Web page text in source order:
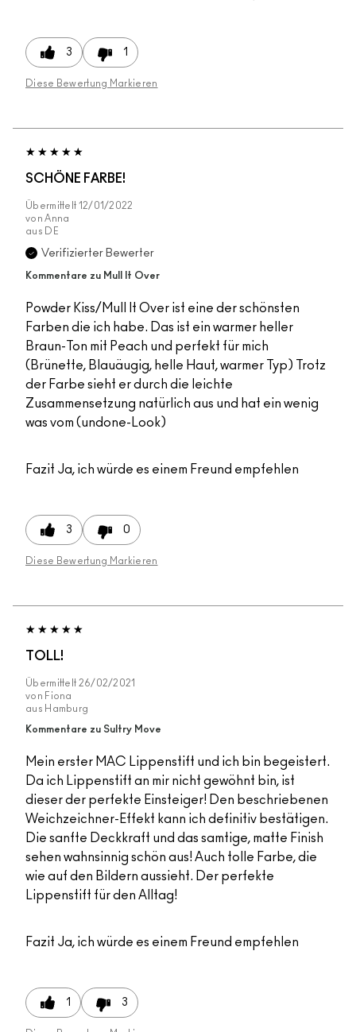
3 1
Diese Bewertung Markieren
SCHÖNE FARBE!
Übermittelt 12/01/2022
von Anna
aus
DE
Verifizierter Bewerter
Kommentare zu Mull It Over
Powder Kiss/Mull It Over ist eine der schönsten
Farben die ich habe. Das ist ein warmer heller
Braun-Ton mit Peach und perfekt für mich
(Brünette, Blauäugig, helle Haut, warmer Typ) Trotz
der Farbe sieht er durch die leichte
Zusammensetzung natürlich aus und hat ein wenig
was vom (undone-Look)
Fazit Ja, ich würde es einem Freund empfehlen
3 0
Diese Bewertung Markieren
TOLL!
Übermittelt 26/02/2021
von Fiona
aus Hamburg
Kommentare zu Sultry Move
Mein erster MAC Lippenstift und ich bin begeistert.
Da ich Lippenstift an mir nicht gewöhnt bin, ist
dieser der perfekte Einsteiger! Den beschriebenen
Weichzeichner-Effekt kann ich definitiv bestätigen.
Die sanfte Deckkraft und das samtige, matte Finish
sehen wahnsinnig schön aus! Auch tolle Farbe, die
wie auf den Bildern aussieht. Der perfekte
Lippenstift für den Alltag!
Fazit Ja, ich würde es einem Freund empfehlen
1 3